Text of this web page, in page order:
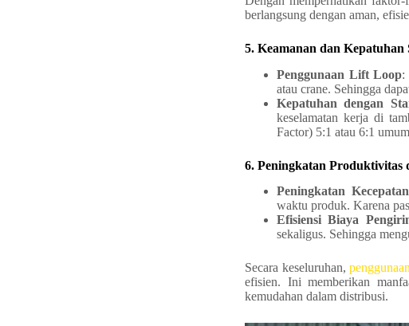
berlangsung dengan aman,
5. Keamanan dan Kepatuhan
Penggunaan Lift Loop:
atau crane. Sehingga
Kepatuhan dengan
keselamatan kerja di
Factor) 5:1 atau 6:1
6. Peningkatan Produktivitas
Peningkatan
waktu produk. Karena
Efisiensi Biaya
sekaligus. Sehingga
Secara keseluruhan,
efisien. Ini memberikan
kemudahan dalam distribusi.